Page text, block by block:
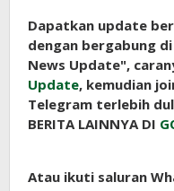
Dapatkan update
dengan bergabung
News Update",
Update, kemudian
Telegram terlebih
BERITA LAINNYA DI
Atau ikuti saluran